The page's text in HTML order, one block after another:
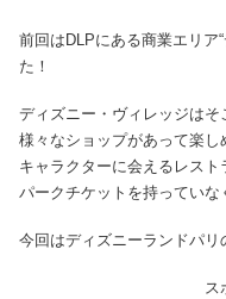
前回はDLPにある商業エリア
た！
ディズニー・ヴィレッジはそ
様々なショップがあって楽し
キャラクターに会えるレスト
パークチケットを持っていな
今回はディズニーランドパリ
ス